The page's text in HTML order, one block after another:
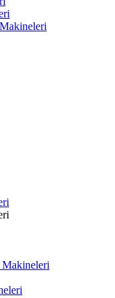
Makineleri